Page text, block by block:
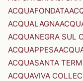
ACQUAFONDATA
ACQUALAGNA
ACQUANEGRA SUL
ACQUAPPESA
ACQUASANTA
ACQUAVIVA